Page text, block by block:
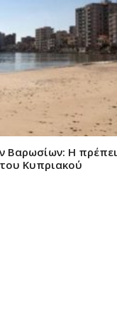
Βαρωσίων: Η πρέπει
Κυπριακού